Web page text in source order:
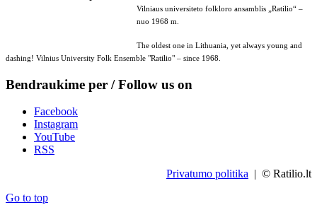
Vilniaus universiteto folkloro ansamblis „Ratilio“ –
nuo 1968 m.
The oldest one in Lithuania, yet always young and
dashing! Vilnius University Folk Ensemble "Ratilio" – since 1968.
Bendraukime per / Follow us on
Facebook
Instagram
YouTube
RSS
Privatumo politika | © Ratilio.lt
Go to top